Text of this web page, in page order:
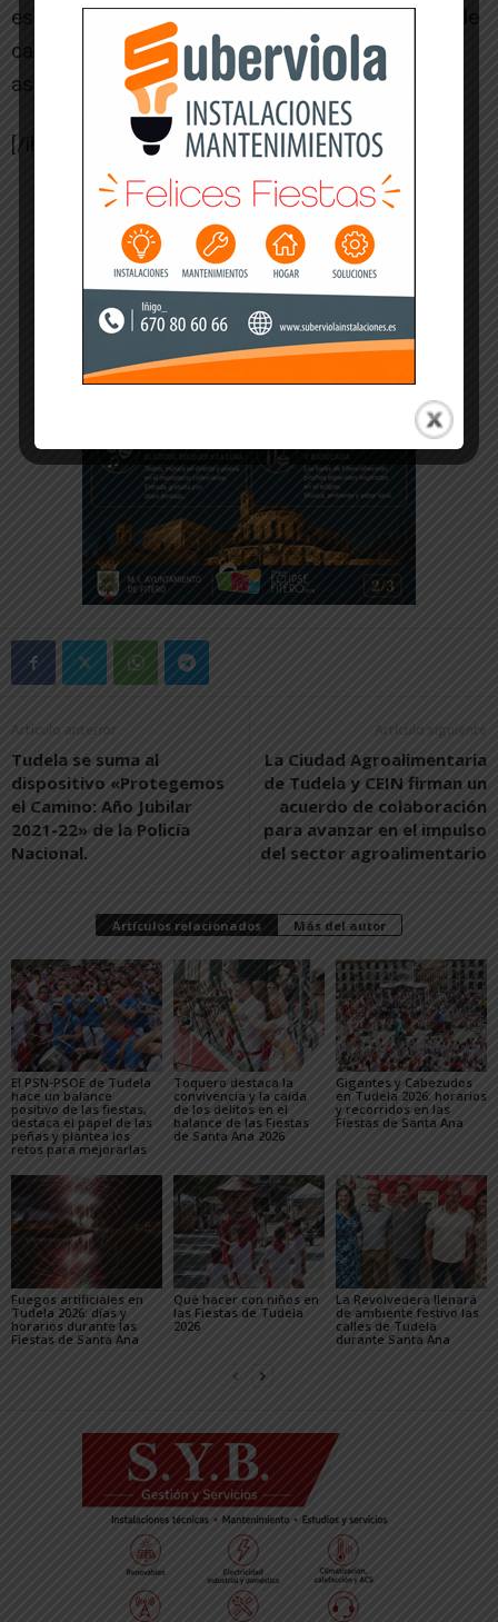
escolares, y señalización horizontal de zona 30 de
calles reurbanizadas con superficie que no es
asfalto como ocurre en Pablo Sarasate y Eza.
[/ihc-hide-content]
-- Publicidad --
Artículo anterior
Tudela se suma al
dispositivo «Protegemos
el Camino: Año Jubilar
2021-22» de la Policía
Nacional.
Artículo siguiente
La Ciudad Agroalimentaria
de Tudela y CEIN firman un
acuerdo de colaboración
para avanzar en el impulso
del sector agroalimentario
Artículos relacionados Más del autor
El PSN-PSOE de Tudela
hace un balance
positivo de las fiestas,
destaca el papel de las
peñas y plantea los
retos para mejorarlas
Toquero destaca la
convivencia y la caída
de los delitos en el
balance de las Fiestas
de Santa Ana 2026
Gigantes y Cabezudos
en Tudela 2026: horarios
y recorridos en las
Fiestas de Santa Ana
Fuegos artificiales en
Tudela 2026: días y
horarios durante las
Fiestas de Santa Ana
Qué hacer con niños en
las Fiestas de Tudela
2026
La Revolvedera llenará
de ambiente festivo las
calles de Tudela
durante Santa Ana